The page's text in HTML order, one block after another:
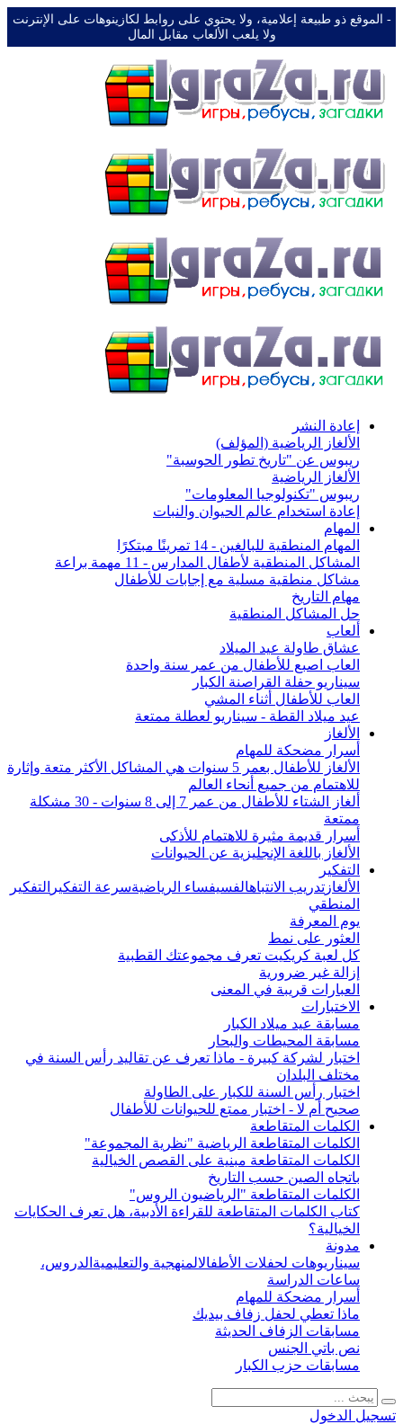
-️ الموقع ذو طبيعة إعلامية، ولا يحتوي على روابط لكازينوهات على الإنترنت
ولا يلعب الألعاب مقابل المال
إعادة النشر
الألغاز الرياضية (المؤلف)
ريبوس عن "تاريخ تطور الحوسبة"
الألغاز الرياضية
ريبوس "تكنولوجيا المعلومات"
إعادة استخدام عالم الحيوان والنبات
المهام
المهام المنطقية للبالغين - 14 تمرينًا مبتكرًا
المشاكل المنطقية لأطفال المدارس - 11 مهمة براعة
مشاكل منطقية مسلية مع إجابات للأطفال
مهام التاريخ
حل المشاكل المنطقية
ألعاب
عشاق طاولة عيد الميلاد
العاب اصبع للأطفال من عمر سنة واحدة
سيناريو حفلة القراصنة الكبار
العاب للأطفال أثناء المشي
عيد ميلاد القطة - سيناريو لعطلة ممتعة
الألغاز
أسرار مضحكة للمهام
الألغاز للأطفال بعمر 5 سنوات هي المشاكل الأكثر متعة وإثارة
للاهتمام من جميع أنحاء العالم
ألغاز الشتاء للأطفال من عمر 7 إلى 8 سنوات - 30 مشكلة
ممتعة
أسرار قديمة مثيرة للاهتمام للأذكى
الألغاز باللغة الإنجليزية عن الحيوانات
التفكير
الألغاز تدريب الانتباهالفسيفساء الرياضيةسرعة التفكير التفكير
المنطقي
يوم المعرفة
العثور على نمط
كل لعبة كريكيت تعرف مجموعتك القطبية
إزالة غير ضرورية
العبارات قريبة في المعنى
الاختبارات
مسابقة عيد ميلاد الكبار
مسابقة المحيطات والبحار
اختبار لشركة كبيرة - ماذا تعرف عن تقاليد رأس السنة في
مختلف البلدان
اختبار رأس السنة للكبار على الطاولة
صحيح أم لا - اختبار ممتع للحيوانات للأطفال
الكلمات المتقاطعة
الكلمات المتقاطعة الرياضية "نظرية المجموعة"
الكلمات المتقاطعة مبنية على القصص الخيالية
باتجاه الصين حسب التاريخ
الكلمات المتقاطعة "الرياضيون الروس"
كتاب الكلمات المتقاطعة للقراءة الأدبية، هل تعرف الحكايات
الخيالية؟
مدونة
سيناريوهات لحفلات الأطفالالمنهجية والتعليمية الدروس،
ساعات الدراسة
أسرار مضحكة للمهام
ماذا تعطي لحفل زفاف بيديك
مسابقات الزفاف الحديثة
نص باتي الجنس
مسابقات حزب الكبار
تسجيل الدخول